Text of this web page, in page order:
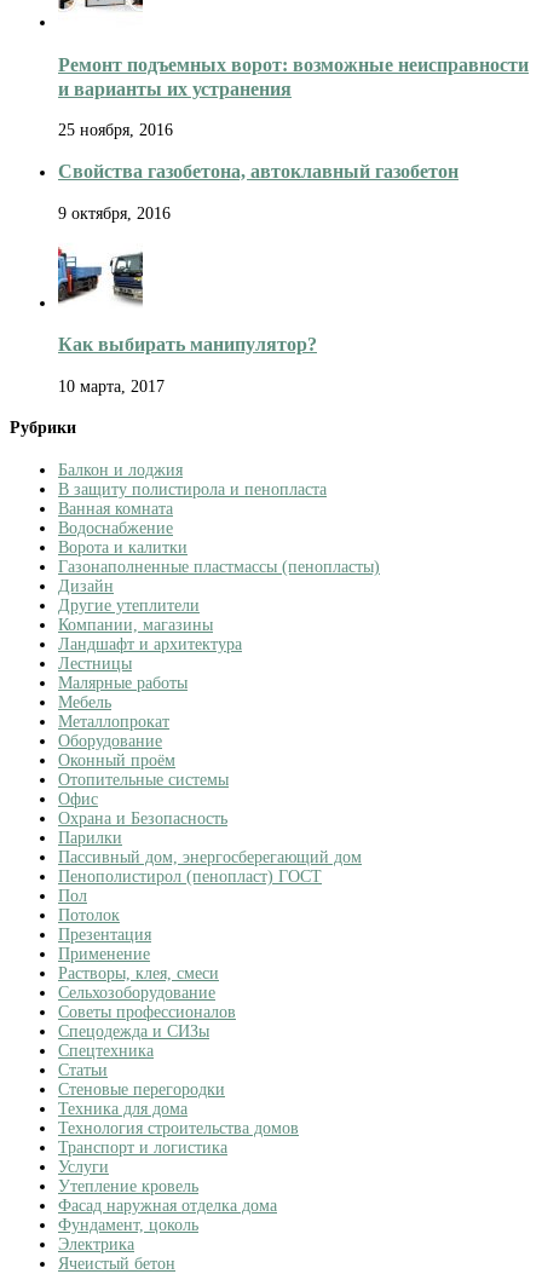
Ремонт подъемных ворот: возможные неисправности
и варианты их устранения
25 ноября, 2016
Свойства газобетона, автоклавный газобетон
9 октября, 2016
Как выбирать манипулятор?
10 марта, 2017
Рубрики
Балкон и лоджия
В защиту полистирола и пенопласта
Ванная комната
Водоснабжение
Ворота и калитки
Газонаполненные пластмассы (пенопласты)
Дизайн
Другие утеплители
Компании, магазины
Ландшафт и архитектура
Лестницы
Малярные работы
Мебель
Металлопрокат
Оборудование
Оконный проём
Отопительные системы
Офис
Охрана и Безопасность
Парилки
Пассивный дом, энергосберегающий дом
Пенополистирол (пенопласт) ГОСТ
Пол
Потолок
Презентация
Применение
Растворы, клея, смеси
Сельхозоборудование
Советы профессионалов
Спецодежда и СИЗы
Спецтехника
Статьи
Стеновые перегородки
Техника для дома
Технология строительства домов
Транспорт и логистика
Услуги
Утепление кровель
Фасад наружная отделка дома
Фундамент, цоколь
Электрика
Ячеистый бетон